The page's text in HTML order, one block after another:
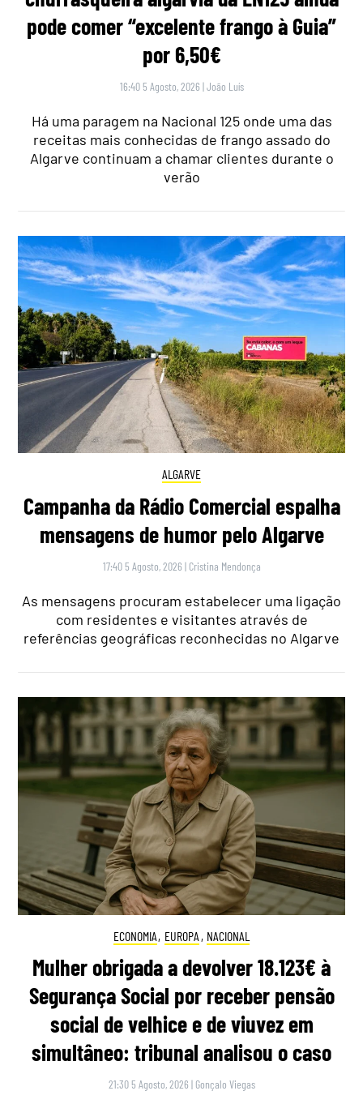
pode comer “excelente frango à Guia”
por 6,50€
16:40 5 Agosto, 2026 |João Luís
Há uma paragem na Nacional 125 onde uma das
receitas mais conhecidas de frango assado do
Algarve continuam a chamar clientes durante o
verão
ALGARVE
Campanha da Rádio Comercial espalha
mensagens de humor pelo Algarve
17:40 5 Agosto, 2026 | Cristina Mendonça
As mensagens procuram estabelecer uma ligação
com residentes e visitantes através de
referências geográficas reconhecidas no Algarve
ECONOMIA, EUROPA , NACIONAL
Mulher obrigada a devolver 18.123€ à
Segurança Social por receber pensão
social de velhice e de viuvez em
simultâneo: tribunal analisou o caso
21:30 5 Agosto, 2026 | Gonçalo Viegas